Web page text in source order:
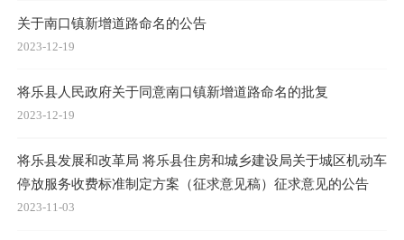
关于南口镇新增道路命名的公告
2023-12-19
将乐县人民政府关于同意南口镇新增道路命名的批复
2023-12-19
将乐县发展和改革局 将乐县住房和城乡建设局关于城区机动车
停放服务收费标准制定方案（征求意见稿）征求意见的公告
2023-11-03